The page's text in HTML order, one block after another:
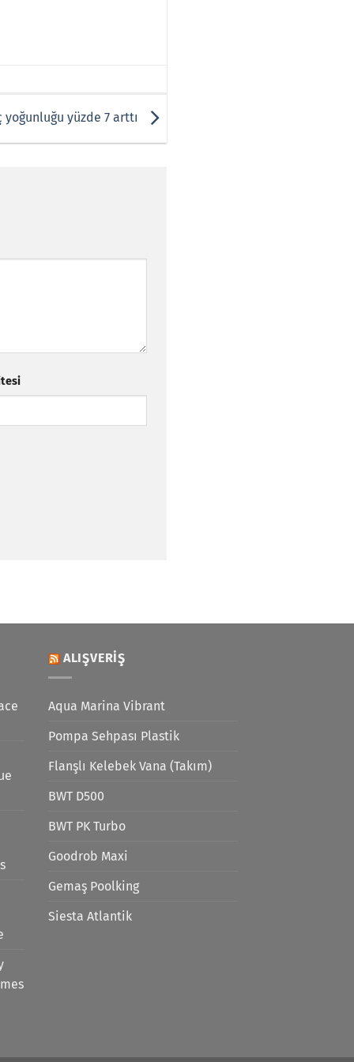
yüzde 7 arttı
ALIŞVERIŞ
Aqua Marina Vibrant
Pompa Sehpası Plastik
Flanşlı Kelebek Vana (Takım)
BWT D500
BWT PK Turbo
Goodrob Maxi
Gemaş Poolking
Siesta Atlantik